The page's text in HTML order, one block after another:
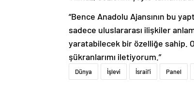
“Bence Anadolu Ajansının bu
sadece uluslararası ilişkiler
yaratabilecek bir özelliğe sahip.
şükranlarımı iletiyorum.”
Dünya İşlevi İsrail'i Panel